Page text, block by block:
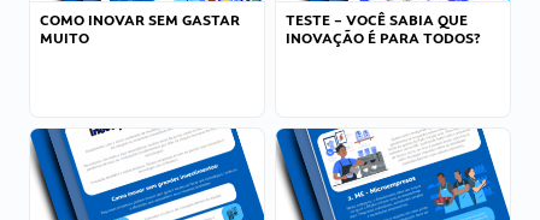
COMO INOVAR SEM GASTAR
MUITO
TESTE – VOCÊ SABIA QUE
INOVAÇÃO É PARA TODOS?